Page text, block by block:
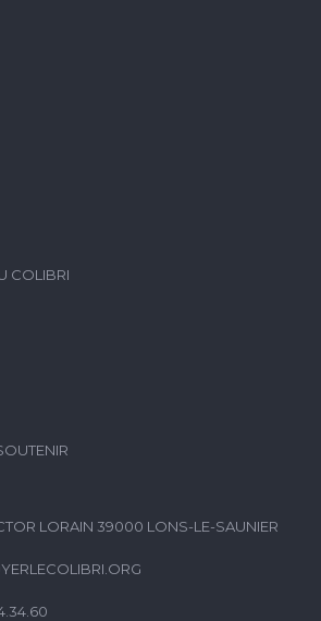
COLIBRI
LORAIN 39000 LONS-LE-SAUNIER